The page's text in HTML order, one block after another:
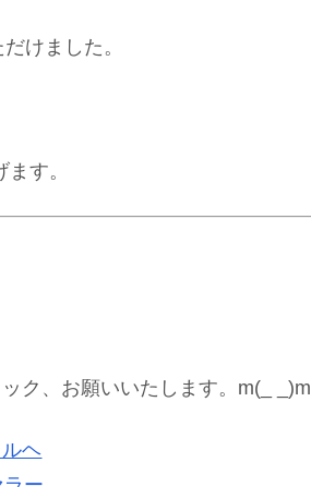
けました。
す。
ク、お願いいたします。m(_ _)m